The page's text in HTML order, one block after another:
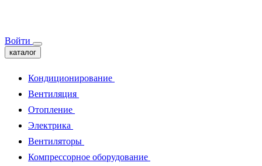
Войти
каталог
Кондиционирование
Вентиляция
Отопление
Электрика
Вентиляторы
Компрессорное оборудование